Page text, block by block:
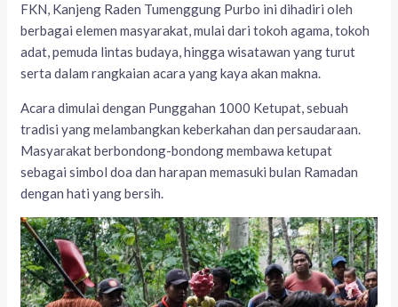
FKN, Kanjeng Raden Tumenggung Purbo ini dihadiri oleh
berbagai elemen masyarakat, mulai dari tokoh agama, tokoh
adat, pemuda lintas budaya, hingga wisatawan yang turut
serta dalam rangkaian acara yang kaya akan makna.
Acara dimulai dengan Punggahan 1000 Ketupat, sebuah
tradisi yang melambangkan keberkahan dan persaudaraan.
Masyarakat berbondong-bondong membawa ketupat
sebagai simbol doa dan harapan memasuki bulan Ramadan
dengan hati yang bersih.